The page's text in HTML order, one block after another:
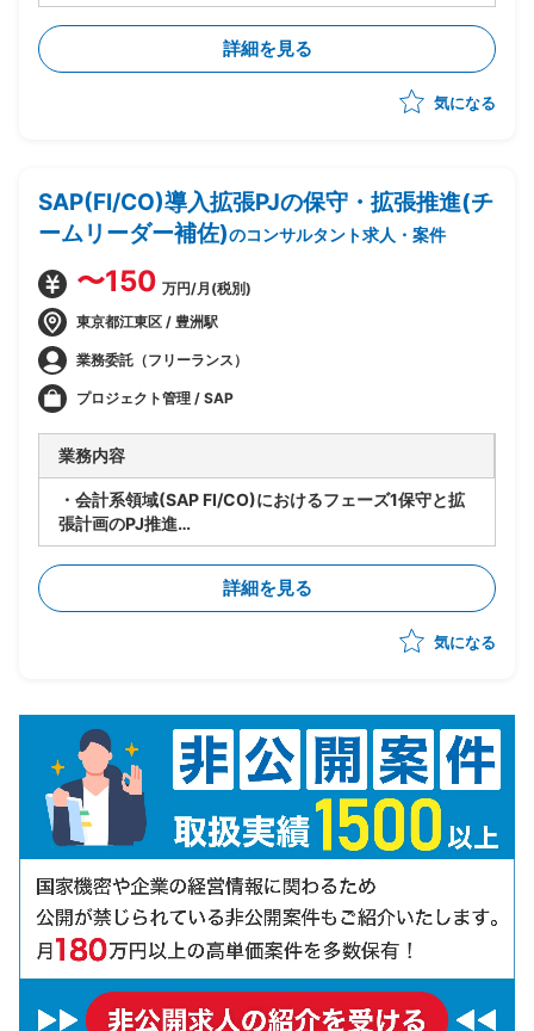
・実行フェーズの推進
・英語圏出身のPMのもと進捗管理、アイデアのとりま
・各ステークホルダとの英語によるコミュニケーション
詳細を見る
気になる
SAP(FI/CO)導入拡張PJの保守・拡張推進(チ
ームリーダー補佐)のコンサルタント求人・案件
〜150 万円/月(税別)
東京都江東区 / 豊洲駅
業務委託（フリーランス）
プロジェクト管理 / SAP
業務内容
・会計系領域(SAP FI/CO)におけるフェーズ1保守と拡
張計画のPJ推進
・要員管理、進捗管理、タスク管理を担当
・設計レビューの実施
・関係者調整(エンドユーザ・ベンダー・オフショア開
発メンバ間)
・ベンダー統制及びチームコミュニケーションの推進
詳細を見る
気になる